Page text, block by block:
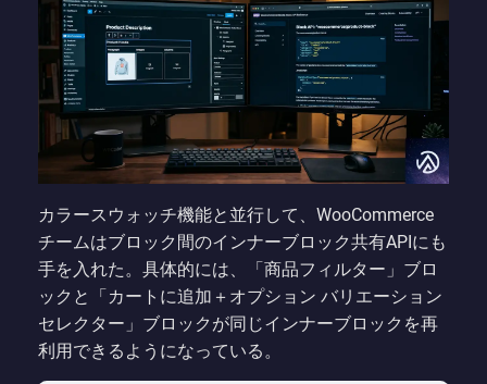
カラースウォッチ機能と並行して、WooCommerce
チームはブロック間のインナーブロック共有APIにも
手を入れた。具体的には、「商品フィルター」ブロ
ックと「カートに追加＋オプション バリエーション
セレクター」ブロックが同じインナーブロックを再
利用できるようになっている。